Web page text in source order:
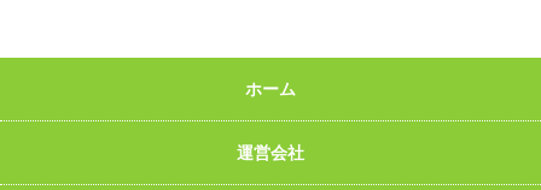
ホーム
運営会社